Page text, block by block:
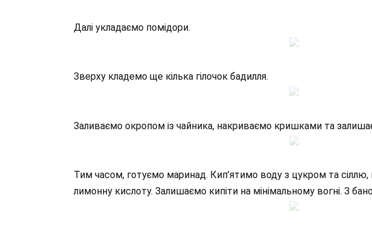
Далі укладаємо помідори.
Зверху кладемо ще кілька гілочок бадилля.
Заливаємо окропом із чайника, накриваємо кришками та
Тим часом, готуємо маринад. Кип’ятимо воду з цукром та
лимонну кислоту. Залишаємо кипіти на мінімальному вогні. З